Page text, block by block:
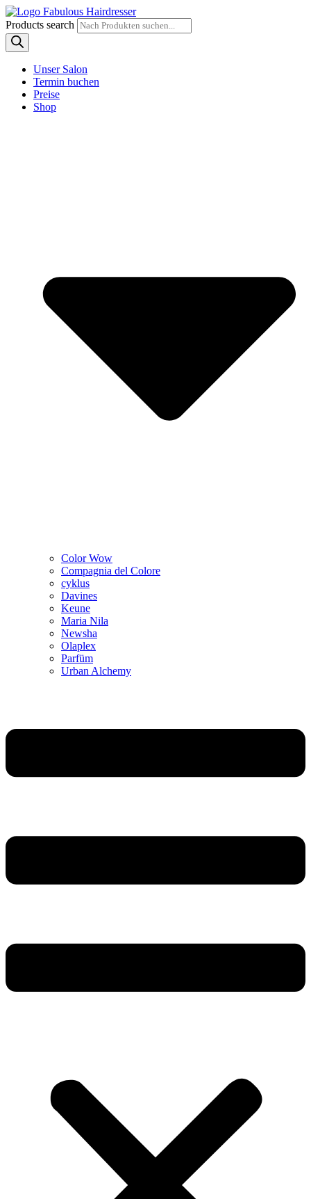
Products search
Unser Salon
Termin buchen
Preise
Shop
Color Wow
Compagnia del Colore
cyklus
Davines
Keune
Maria Nila
Newsha
Olaplex
Parfüm
Urban Alchemy